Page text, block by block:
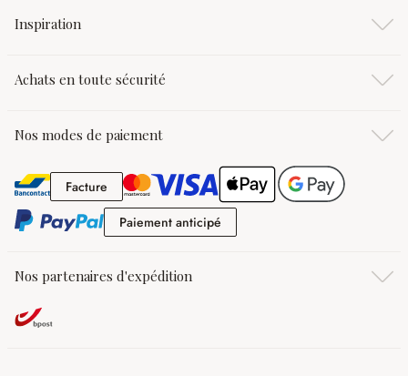
Inspiration
Achats en toute sécurité
Nos modes de paiement
FactureFacture
Paiement anticipé
Nos partenaires d'expédition